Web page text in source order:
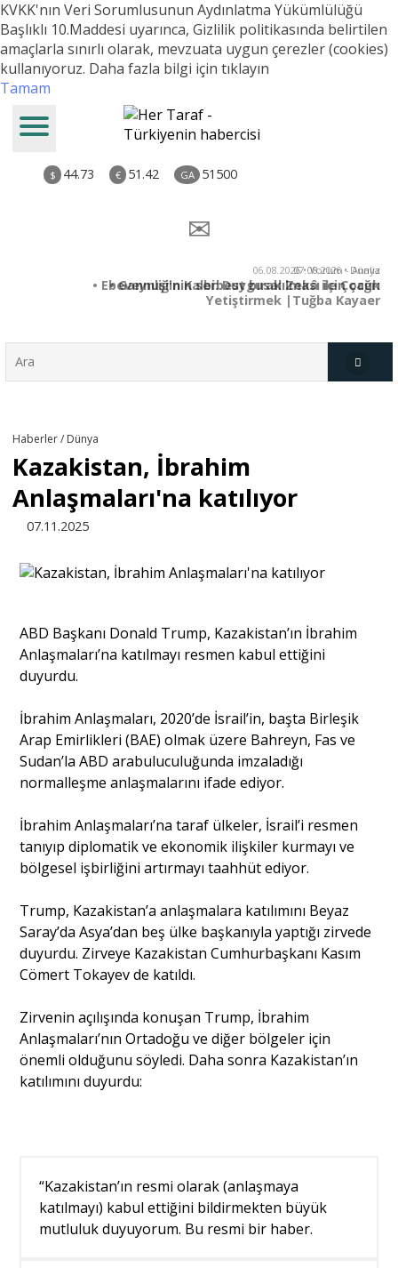
KVKK'nın Veri Sorumlusunun Aydınlatma Yükümlülüğü
Başlıklı 10.Maddesi uyarınca, Gizlilik politikasında belirtilen
amaçlarla sınırlı olarak, mevzuata uygun çerezler (cookies)
kullanıyoruz. Daha fazla bilgi için tıklayın
Tamam
$ 44.73 € 51.42 GA 51500
07.08.2026 • Dünya
• Gannuşi'nin serbest bırakılması için çağrı
06.08.2026 • Yorum - Analiz
• Ebeveynliğin Kalbi: Duygusal Zekâ ile Çocuk
Yetiştirmek |Tuğba Kayaer
Derkenar
Ekonomi
Dünya
Yorum - Analiz
Söyleşi
Portre
Ankara Analiz
Sağlık
Haberler / Dünya
Kazakistan, İbrahim
Anlaşmaları'na katılıyor
07.11.2025
ABD Başkanı Donald Trump, Kazakistan’ın İbrahim
Anlaşmaları’na katılmayı resmen kabul ettiğini
duyurdu.
İbrahim Anlaşmaları, 2020’de İsrail’in, başta Birleşik
Arap Emirlikleri (BAE) olmak üzere Bahreyn, Fas ve
Sudan’la ABD arabuluculuğunda imzaladığı
normalleşme anlaşmalarını ifade ediyor.
İbrahim Anlaşmaları’na taraf ülkeler, İsrail’i resmen
tanıyıp diplomatik ve ekonomik ilişkiler kurmayı ve
bölgesel işbirliğini artırmayı taahhüt ediyor.
Trump, Kazakistan’a anlaşmalara katılımını Beyaz
Saray’da Asya’dan beş ülke başkanıyla yaptığı zirvede
duyurdu. Zirveye Kazakistan Cumhurbaşkanı Kasım
Cömert Tokayev de katıldı.
Zirvenin açılışında konuşan Trump, İbrahim
Anlaşmaları’nın Ortadoğu ve diğer bölgeler için
önemli olduğunu söyledi. Daha sonra Kazakistan’ın
katılımını duyurdu:
“Kazakistan’ın resmi olarak (anlaşmaya
katılmayı) kabul ettiğini bildirmekten büyük
mutluluk duyuyorum. Bu resmi bir haber.